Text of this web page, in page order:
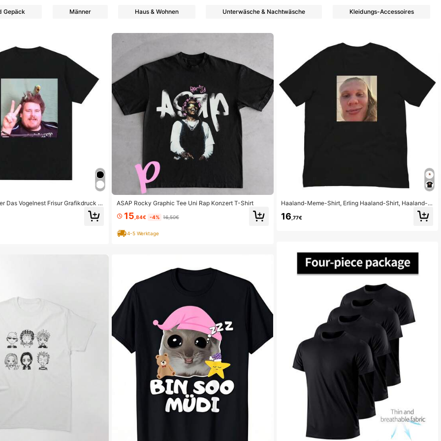
Gepäck Männer Haus & Wohnen Unterwäsche & Nachtwäsche Kleidungs-Accessoires
Das Vogelnest Frisur Grafikdruck T
Kleidung Mode Vintage Kurzarm
ASAP Rocky Graphic Tee Uni Rap Konzert T-Shirt
15 ,84€ -4% 16,50€
4-5 Werktage
Haaland-Meme-Shirt, Erling Haaland-Shirt, Haaland-S
16 ,77€